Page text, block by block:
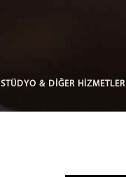
STÜDYO & DİĞER HİZMETLER